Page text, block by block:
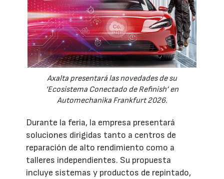
Axalta presentará las novedades de su
‘Ecosistema Conectado de Refinish’ en
Automechanika Frankfurt 2026.
Durante la feria, la empresa presentará
soluciones dirigidas tanto a centros de
reparación de alto rendimiento como a
talleres independientes. Su propuesta
incluye sistemas y productos de repintado,